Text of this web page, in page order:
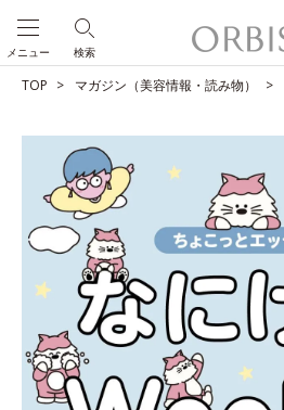
検索
メニュー
TOP マガジン（美容情報・読み物）